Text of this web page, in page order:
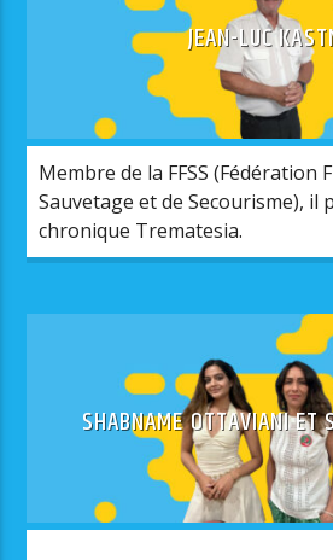
JEAN-LUC
Membre de la FFSS (Fédération
Sauvetage et de Secourisme), il
chronique Trematesia.
SHABNAME OTTAVIANI ET